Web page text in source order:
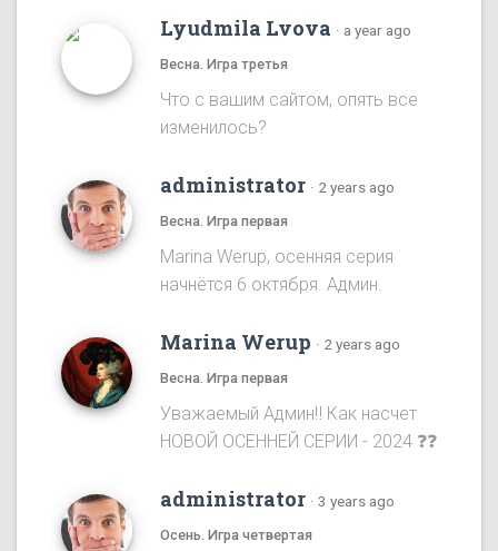
Lyudmila Lvova · a year ago
Весна. Игра третья
Что с вашим сайтом, опять все
изменилось?
administrator · 2 years ago
Весна. Игра первая
Marina Werup, осенняя серия
начнётся 6 октября. Админ.
Marina Werup · 2 years ago
Весна. Игра первая
Уважаемый Админ‼️ Как насчет
НОВОЙ ОСЕННЕЙ СЕРИИ - 2024 ❓❓
administrator · 3 years ago
Осень. Игра четвертая